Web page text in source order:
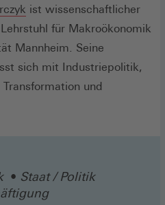
ist wissenschaftlicher
für Makroökonomik
Mannheim. Seine
sich mit Industriepolitik,
und
Staat / Politik